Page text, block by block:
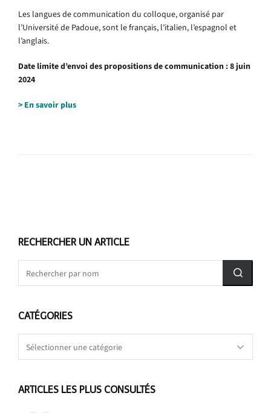
Les langues de communication du colloque, organisé par
l’Université de Padoue, sont le français, l’italien, l’espagnol et
l’anglais.
Date limite d’envoi des propositions de communication : 8 juin
2024
> En savoir plus
RECHERCHER UN ARTICLE
CATÉGORIES
ARTICLES LES PLUS CONSULTÉS